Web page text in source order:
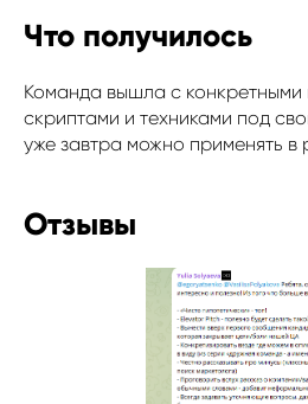
Что получилось
Команда вышла с конкретными
скриптами и техниками под
уже завтра можно применять в
Отзывы